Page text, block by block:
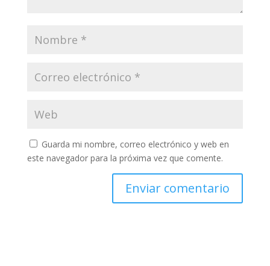
Guarda mi nombre, correo electrónico y web en
este navegador para la próxima vez que comente.